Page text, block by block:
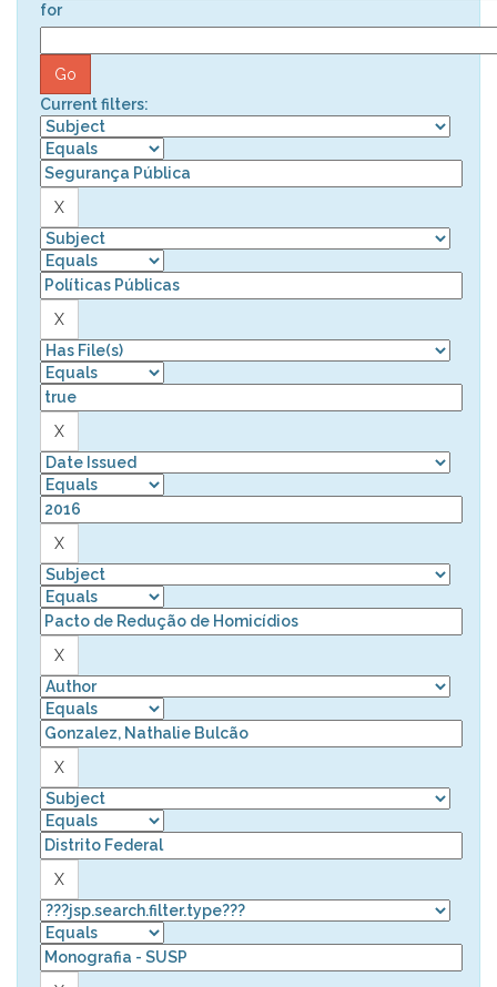
for
Current filters: